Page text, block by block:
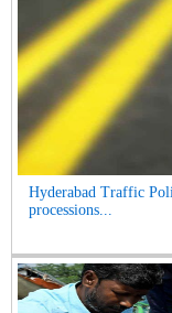
Hyderabad Traffic
processions...